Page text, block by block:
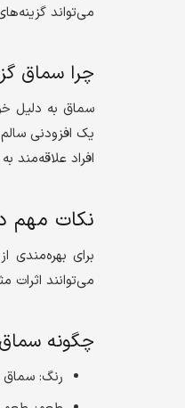
می‌تواند
چرا سماق
سماق به دلیل
یک افزودنی
افراد علاقه‌مند
نکات مهم
برای
می‌توانند اثرات
چگونه
رنگ: سماق